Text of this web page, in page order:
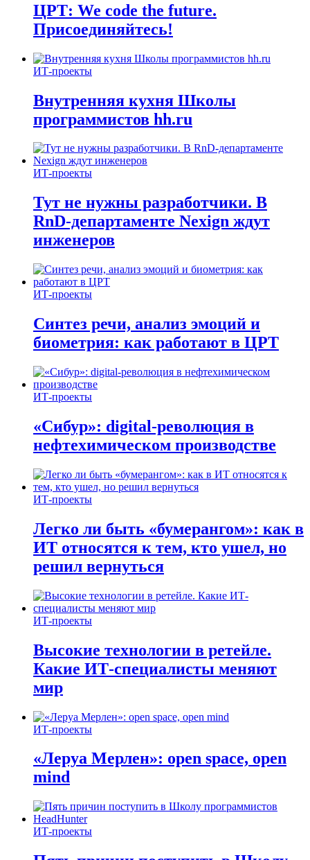
ЦРТ: We code the future.
Присоединяйтесь!
ИТ-проекты
Внутренняя кухня Школы
программистов hh.ru
ИТ-проекты
Тут не нужны разработчики. В
RnD-департаменте Nexign ждут
инженеров
ИТ-проекты
Синтез речи, анализ эмоций и
биометрия: как работают в ЦРТ
ИТ-проекты
«Сибур»: digital-революция в
нефтехимическом производстве
ИТ-проекты
Легко ли быть «бумерангом»: как в
ИТ относятся к тем, кто ушел, но
решил вернуться
ИТ-проекты
Высокие технологии в ретейле.
Какие ИТ-специалисты меняют
мир
ИТ-проекты
«Леруа Мерлен»: open space, open
mind
ИТ-проекты